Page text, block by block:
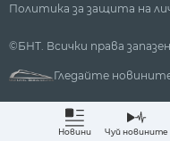
Новини Чуй новините
Политика за защита на
©БНТ. Всички права
Гледайте